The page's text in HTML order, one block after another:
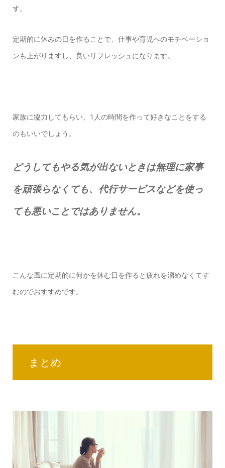
す。
定期的に休みの日を作ることで、仕事や育児へのモチベーショ
ンも上がりますし、良いリフレッシュになります。
家族に協力してもらい、1人の時間を作って好きなことをする
のもいいでしょう。
どうしてもやる気が出ないときは無理に家事
を頑張らなくても、代行サービスなどを使っ
ても悪いことではありません。
こんな風に定期的に何かを休む日を作ると疲れを溜めなくてす
むのでおすすめです。
まとめ